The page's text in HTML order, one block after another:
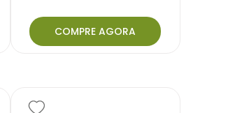
COMPRE AGORA